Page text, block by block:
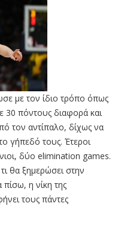
με τον ίδιο τρόπο όπως
30 πόντους διαφορά και
τον αντίπαλο, δίχως να
γήπεδό τους. Έτεροι
δύο elimination games.
θα ξημερώσει στην
η νίκη της
τους πάντες